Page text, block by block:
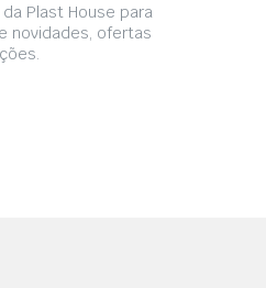
Plast House para
novidades, ofertas